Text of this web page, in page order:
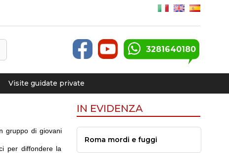
3281640180
Visite guidate private
gruppo di giovani
per diffondere la
IN EVIDENZA
Roma mordi e fuggi